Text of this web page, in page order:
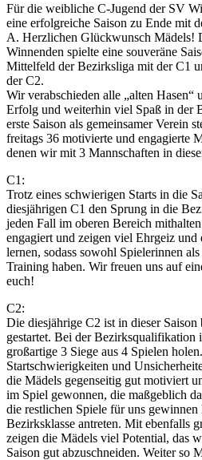
Für die weibliche C-Jugend der SV
eine erfolgreiche Saison zu Ende mit
A. Herzlichen Glückwunsch Mädels!
Winnenden spielte eine souveräne
Mittelfeld der Bezirksliga mit der C1
der C2.
Wir verabschieden alle „alten Hasen“
Erfolg und weiterhin viel Spaß in der
erste Saison als gemeinsamer Verein
freitags 36 motivierte und engagierte
denen wir mit 3 Mannschaften in
C1:
Trotz eines schwierigen Starts in die
diesjährigen C1 den Sprung in die
jeden Fall im oberen Bereich
engagiert und zeigen viel Ehrgeiz und
lernen, sodass sowohl Spielerinnen
Training haben. Wir freuen uns auf
euch!
C2:
Die diesjährige C2 ist in dieser Saison
gestartet. Bei der
großartige 3 Siege aus 4 Spielen
Startschwierigkeiten und
die Mädels gegenseitig gut motiviert
im Spiel gewonnen, die maßgeblich
die restlichen Spiele für uns
Bezirksklasse antreten. Mit ebenfalls
zeigen die Mädels viel Potential, das
Saison gut abzuschneiden. Weiter so